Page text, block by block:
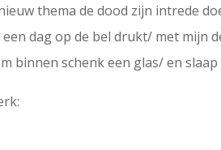
thema de dood zijn intrede
een dag op de bel drukt/ met
binnen schenk een glas/ en